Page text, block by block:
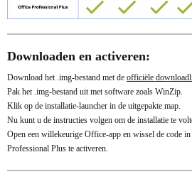
Downloaden en activeren:
Download het .img-bestand met de officiële
Pak het .img-bestand uit met software zoals WinZip.
Klik op de installatie-launcher in de uitgepakte map.
Nu kunt u de instructies volgen om de installatie te
Open een willekeurige Office-app en wissel de code
Professional Plus te activeren.